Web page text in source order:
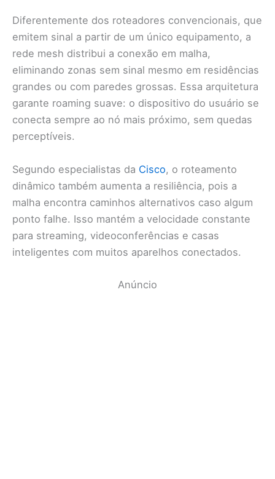
Diferentemente dos roteadores convencionais, que
emitem sinal a partir de um único equipamento, a
rede mesh distribui a conexão em malha,
eliminando zonas sem sinal mesmo em residências
grandes ou com paredes grossas. Essa arquitetura
garante roaming suave: o dispositivo do usuário se
conecta sempre ao nó mais próximo, sem quedas
perceptíveis.
Segundo especialistas da Cisco, o roteamento
dinâmico também aumenta a resiliência, pois a
malha encontra caminhos alternativos caso algum
ponto falhe. Isso mantém a velocidade constante
para streaming, videoconferências e casas
inteligentes com muitos aparelhos conectados.
Anúncio